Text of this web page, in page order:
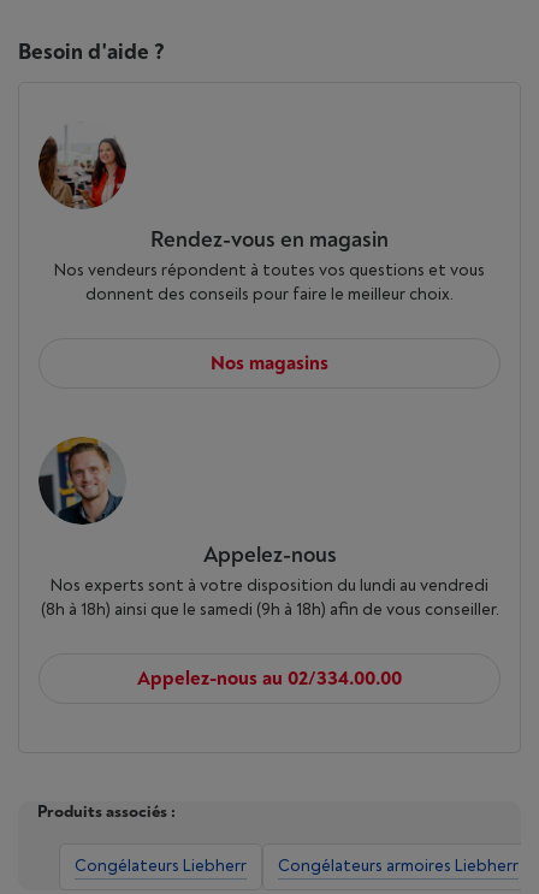
Besoin d'aide ?
Rendez-vous en magasin
Nos vendeurs répondent à toutes vos questions et vous
donnent des conseils pour faire le meilleur choix.
Nos magasins
Appelez-nous
Nos experts sont à votre disposition du lundi au vendredi
(8h à 18h) ainsi que le samedi (9h à 18h) afin de vous conseiller.
Appelez-nous au 02/334.00.00
Produits associés :
Congélateurs Liebherr Congélateurs armoires Liebherr